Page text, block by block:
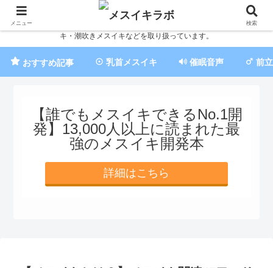
累計20,000部超えの圧倒的人気No.1乳首メスイキ開発本を作った経験者が、簡
単にできるメスイキ開発法を教えます。催眠音声でのメスイキ・ちんぽメスイ
キ・潮吹きメスイキなどを取り扱っています。
おすすめ記事 乳首メスイキ 催眠音声 前
【誰でもメスイキできるNo.1開
発】13,000人以上に読まれた最
強のメスイキ開発本
詳細はこちら
メニュー 検索